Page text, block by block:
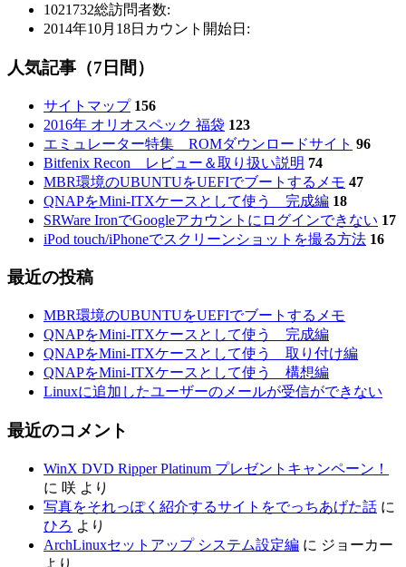
1021732総訪問者数:
2014年10月18日 カウント開始日:
人気記事（7日間）
サイトマップ 156
2016年 オリオスペック 福袋 123
エミュレーター特集 ROMダウンロードサイト 96
Bitfenix Recon レビュー＆取り扱い説明 74
MBR環境のUBUNTUをUEFIでブートするメモ 47
QNAPをMini-ITXケースとして使う 完成編 18
SRWare IronでGoogleアカウントにログインできない 17
iPod touch/iPhoneでスクリーンショットを撮る方法 16
最近の投稿
MBR環境のUBUNTUをUEFIでブートするメモ
QNAPをMini-ITXケースとして使う 完成編
QNAPをMini-ITXケースとして使う 取り付け編
QNAPをMini-ITXケースとして使う 構想編
Linuxに追加したユーザーのメールが受信ができない
最近のコメント
WinX DVD Ripper Platinum プレゼントキャンペーン！
に 咲 より
写真をそれっぽく紹介するサイトをでっちあげた話 に
ひろ より
ArchLinuxセットアップ システム設定編 に ジョーカー
より